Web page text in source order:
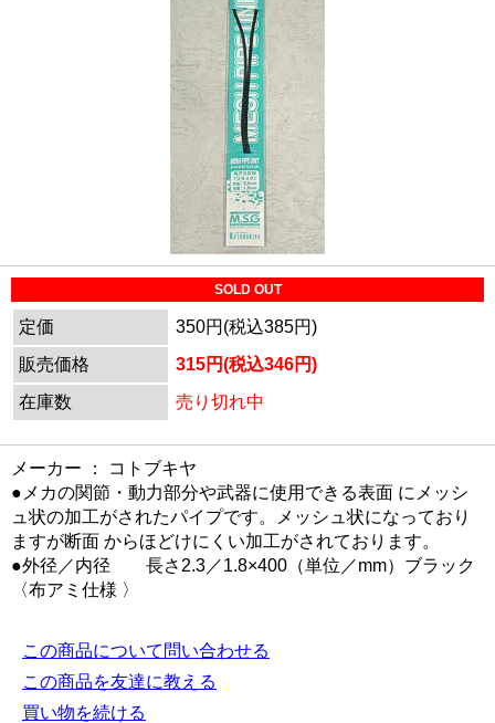
SOLD OUT
定価
350円(税込385円)
販売価格
315円(税込346円)
在庫数
売り切れ中
メーカー ： コトブキヤ
●メカの関節・動力部分や武器に使用できる表面 にメッシ
ュ状の加工がされたパイプです。メッシュ状になっており
ますが断面 からほどけにくい加工がされております。
●外径／内径 長さ2.3／1.8×400（単位／mm）ブラック
〈布アミ仕様 〉
この商品について問い合わせる
この商品を友達に教える
買い物を続ける